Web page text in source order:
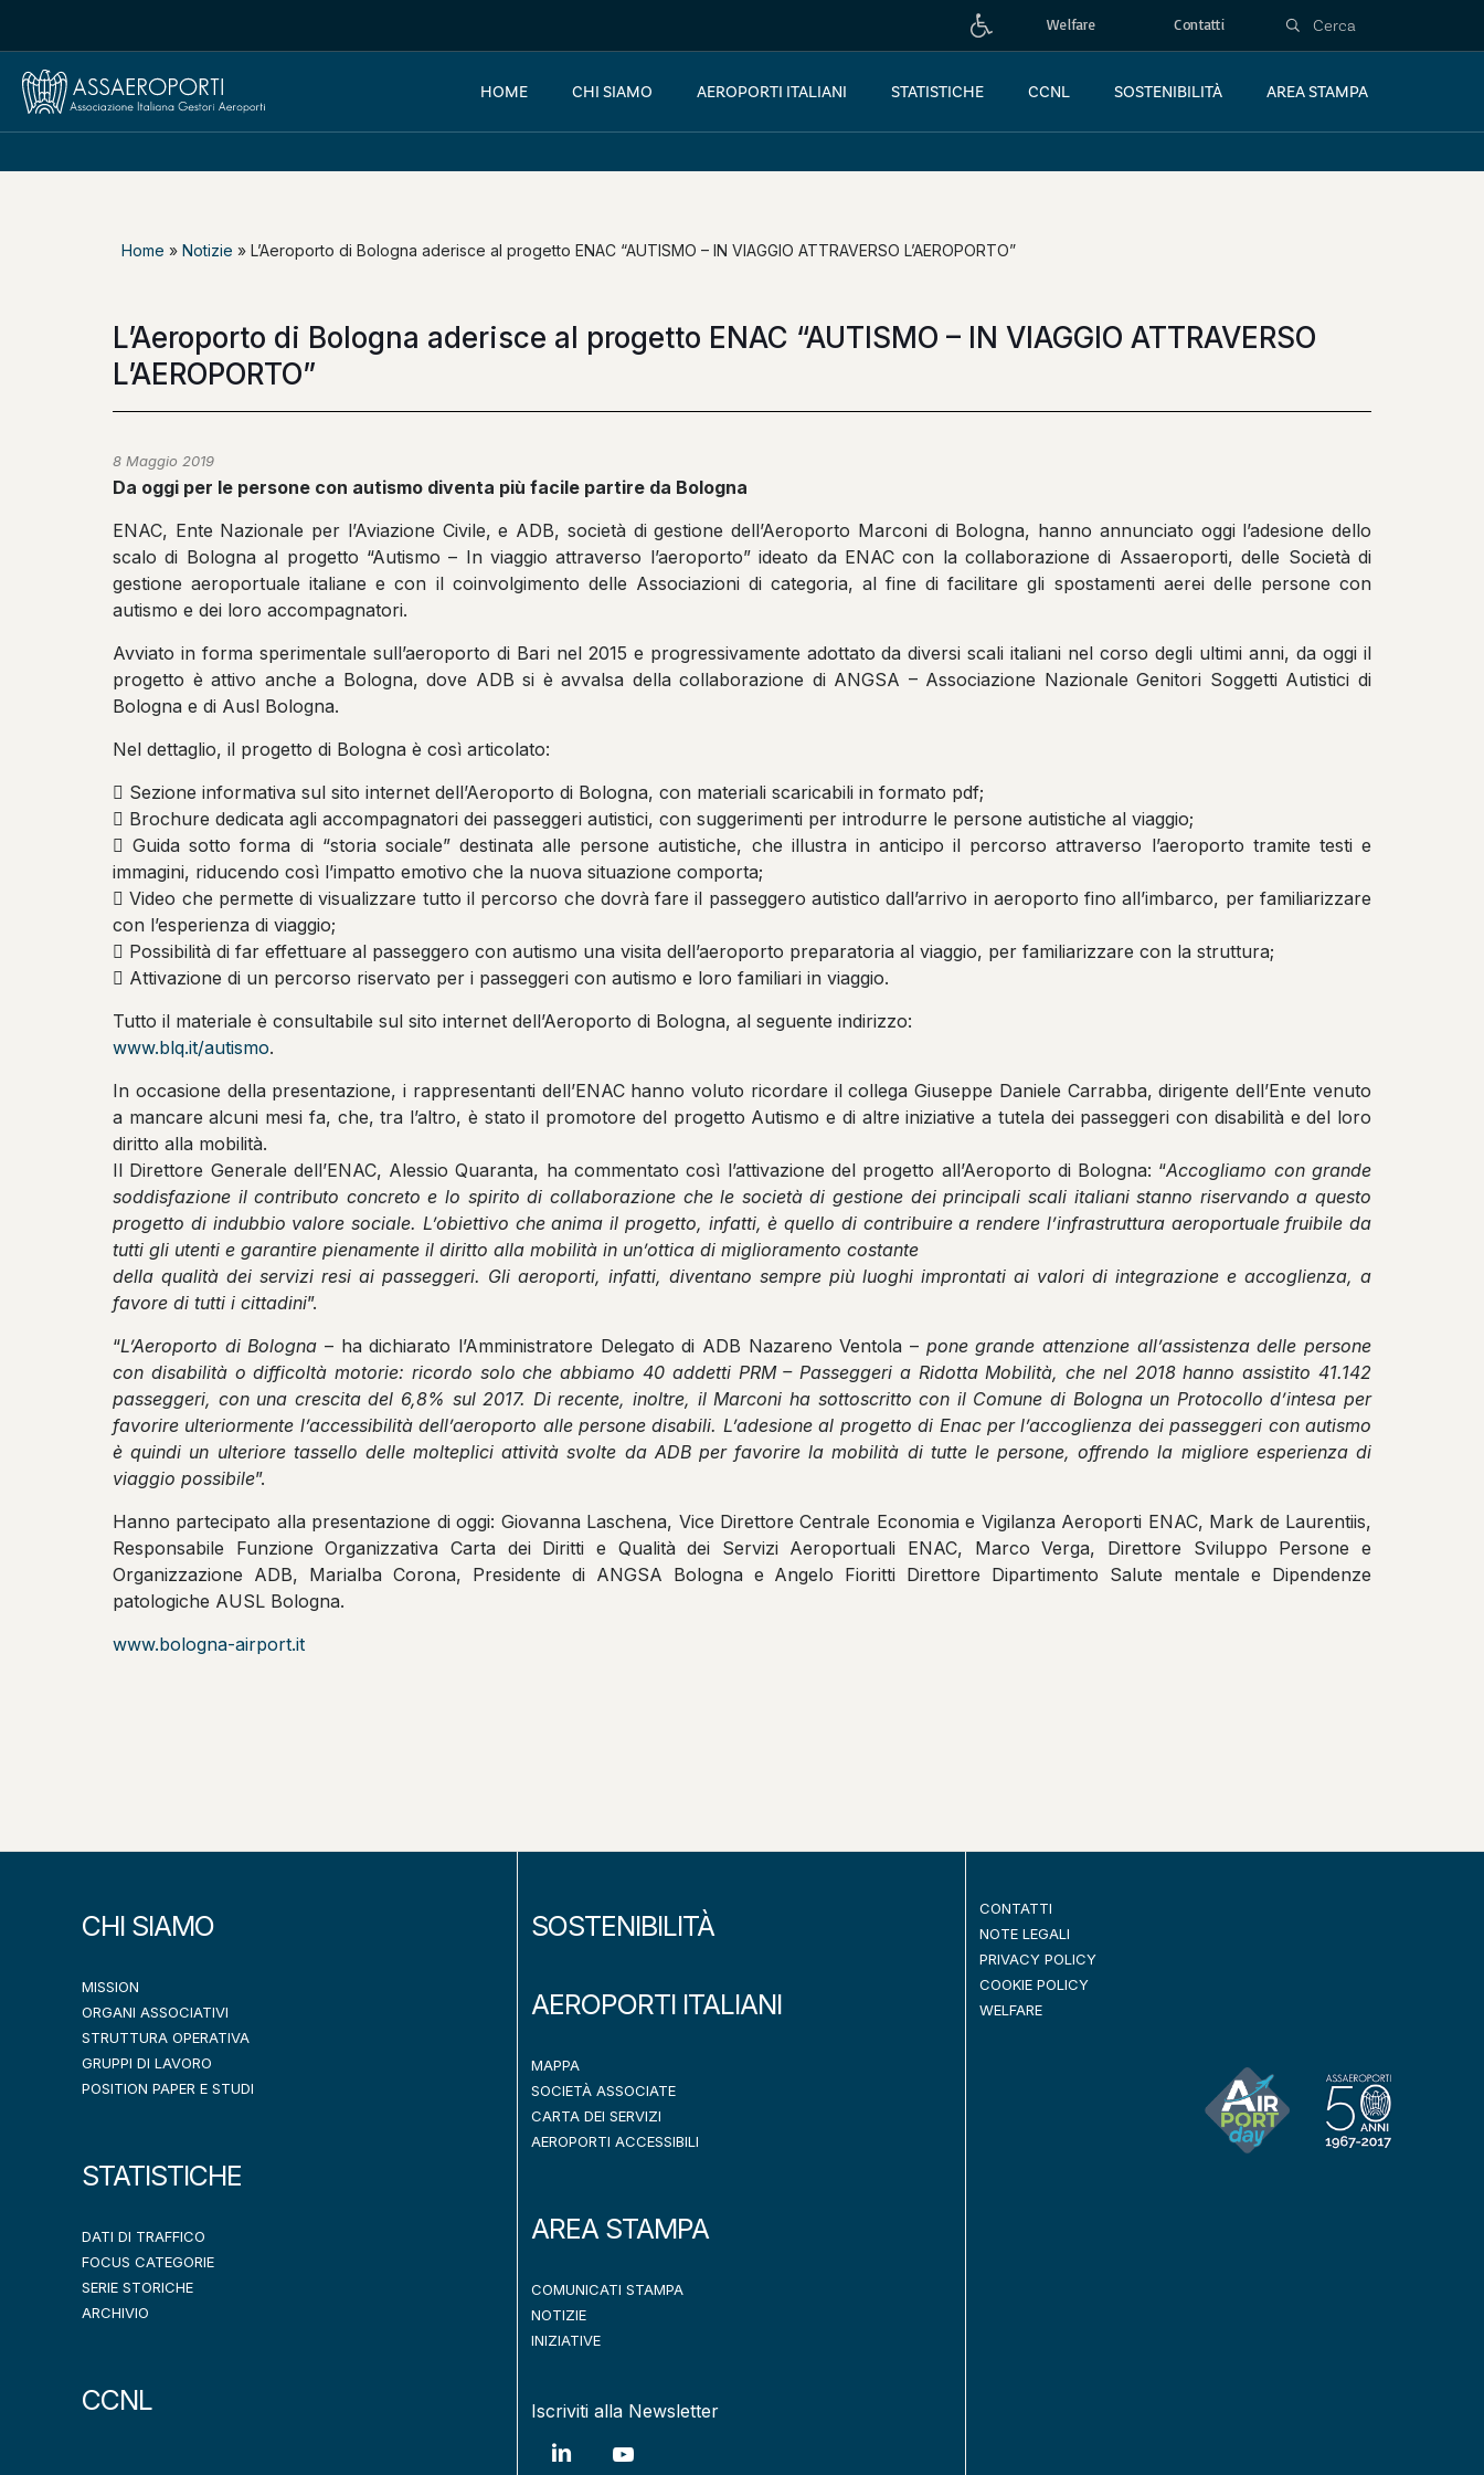
Welfare Contatti
HOME CHI SIAMO AEROPORTI ITALIANI STATISTICHE CCNL SOSTENIBILITÀ AREA STAMPA
Home » Notizie » L’Aeroporto di Bologna aderisce al progetto ENAC “AUTISMO – IN VIAGGIO ATTRAVERSO L’AEROPORTO”
L’Aeroporto di Bologna aderisce al progetto ENAC “AUTISMO – IN VIAGGIO ATTRAVERSO
L’AEROPORTO”
8 Maggio 2019
Da oggi per le persone con autismo diventa più facile partire da Bologna
ENAC, Ente Nazionale per l’Aviazione Civile, e ADB, società di gestione dell’Aeroporto Marconi di Bologna, hanno annunciato oggi l’adesione dello
scalo di Bologna al progetto “Autismo – In viaggio attraverso l’aeroporto” ideato da ENAC con la collaborazione di Assaeroporti, delle Società di
gestione aeroportuale italiane e con il coinvolgimento delle Associazioni di categoria, al fine di facilitare gli spostamenti aerei delle persone con
autismo e dei loro accompagnatori.
Avviato in forma sperimentale sull’aeroporto di Bari nel 2015 e progressivamente adottato da diversi scali italiani nel corso degli ultimi anni, da oggi il
progetto è attivo anche a Bologna, dove ADB si è avvalsa della collaborazione di ANGSA – Associazione Nazionale Genitori Soggetti Autistici di
Bologna e di Ausl Bologna.
Nel dettaglio, il progetto di Bologna è così articolato:
 Sezione informativa sul sito internet dell’Aeroporto di Bologna, con materiali scaricabili in formato pdf;
 Brochure dedicata agli accompagnatori dei passeggeri autistici, con suggerimenti per introdurre le persone autistiche al viaggio;
 Guida sotto forma di “storia sociale” destinata alle persone autistiche, che illustra in anticipo il percorso attraverso l’aeroporto tramite testi e
immagini, riducendo così l’impatto emotivo che la nuova situazione comporta;
 Video che permette di visualizzare tutto il percorso che dovrà fare il passeggero autistico dall’arrivo in aeroporto fino all’imbarco, per familiarizzare
con l’esperienza di viaggio;
 Possibilità di far effettuare al passeggero con autismo una visita dell’aeroporto preparatoria al viaggio, per familiarizzare con la struttura;
 Attivazione di un percorso riservato per i passeggeri con autismo e loro familiari in viaggio.
Tutto il materiale è consultabile sul sito internet dell’Aeroporto di Bologna, al seguente indirizzo:
www.blq.it/autismo.
In occasione della presentazione, i rappresentanti dell’ENAC hanno voluto ricordare il collega Giuseppe Daniele Carrabba, dirigente dell’Ente venuto
a mancare alcuni mesi fa, che, tra l’altro, è stato il promotore del progetto Autismo e di altre iniziative a tutela dei passeggeri con disabilità e del loro
diritto alla mobilità.
Il Direttore Generale dell’ENAC, Alessio Quaranta, ha commentato così l’attivazione del progetto all’Aeroporto di Bologna: “Accogliamo con grande
soddisfazione il contributo concreto e lo spirito di collaborazione che le società di gestione dei principali scali italiani stanno riservando a questo
progetto di indubbio valore sociale. L’obiettivo che anima il progetto, infatti, è quello di contribuire a rendere l’infrastruttura aeroportuale fruibile da
tutti gli utenti e garantire pienamente il diritto alla mobilità in un’ottica di miglioramento costante
della qualità dei servizi resi ai passeggeri. Gli aeroporti, infatti, diventano sempre più luoghi improntati ai valori di integrazione e accoglienza, a
favore di tutti i cittadini”.
“L’Aeroporto di Bologna – ha dichiarato l’Amministratore Delegato di ADB Nazareno Ventola – pone grande attenzione all’assistenza delle persone
con disabilità o difficoltà motorie: ricordo solo che abbiamo 40 addetti PRM – Passeggeri a Ridotta Mobilità, che nel 2018 hanno assistito 41.142
passeggeri, con una crescita del 6,8% sul 2017. Di recente, inoltre, il Marconi ha sottoscritto con il Comune di Bologna un Protocollo d’intesa per
favorire ulteriormente l’accessibilità dell’aeroporto alle persone disabili. L’adesione al progetto di Enac per l’accoglienza dei passeggeri con autismo
è quindi un ulteriore tassello delle molteplici attività svolte da ADB per favorire la mobilità di tutte le persone, offrendo la migliore esperienza di
viaggio possibile”.
Hanno partecipato alla presentazione di oggi: Giovanna Laschena, Vice Direttore Centrale Economia e Vigilanza Aeroporti ENAC, Mark de Laurentiis,
Responsabile Funzione Organizzativa Carta dei Diritti e Qualità dei Servizi Aeroportuali ENAC, Marco Verga, Direttore Sviluppo Persone e
Organizzazione ADB, Marialba Corona, Presidente di ANGSA Bologna e Angelo Fioritti Direttore Dipartimento Salute mentale e Dipendenze
patologiche AUSL Bologna.
www.bologna-airport.it
CHI SIAMO
MISSION
ORGANI ASSOCIATIVI
STRUTTURA OPERATIVA
GRUPPI DI LAVORO
POSITION PAPER E STUDI
STATISTICHE
DATI DI TRAFFICO
FOCUS CATEGORIE
SERIE STORICHE
ARCHIVIO
CCNL
SOSTENIBILITÀ
AEROPORTI ITALIANI
MAPPA
SOCIETÀ ASSOCIATE
CARTA DEI SERVIZI
AEROPORTI ACCESSIBILI
AREA STAMPA
COMUNICATI STAMPA
NOTIZIE
INIZIATIVE
Iscriviti alla Newsletter
CONTATTI
NOTE LEGALI
PRIVACY POLICY
COOKIE POLICY
WELFARE